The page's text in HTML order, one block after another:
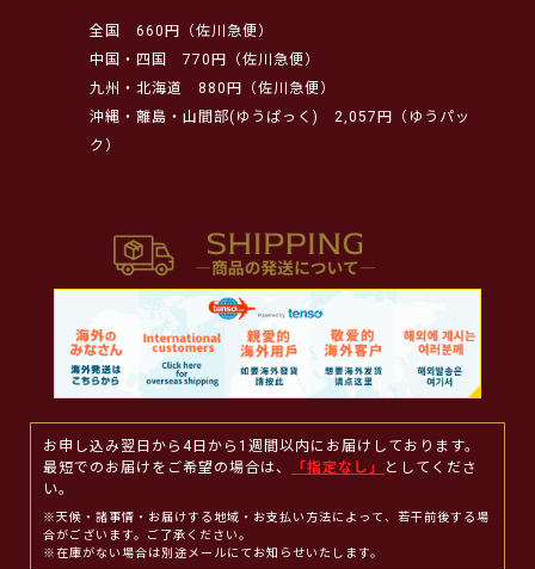
全国
660円（佐川急便）
中国・四国
770円（佐川急便）
九州・北海道
880円（佐川急便）
沖縄・離島・山間部(ゆうぱっく)
2,057円（ゆうパッ
ク）
お申し込み翌日から4日から1週間以内にお届けしております。
最短でのお届けをご希望の場合は、
「指定なし」
としてくださ
い。
※天候・諸事情・お届けする地域・お支払い方法によって、若干前後する場
合がございます。ご了承ください。
※在庫がない場合は別途メールにてお知らせいたします。